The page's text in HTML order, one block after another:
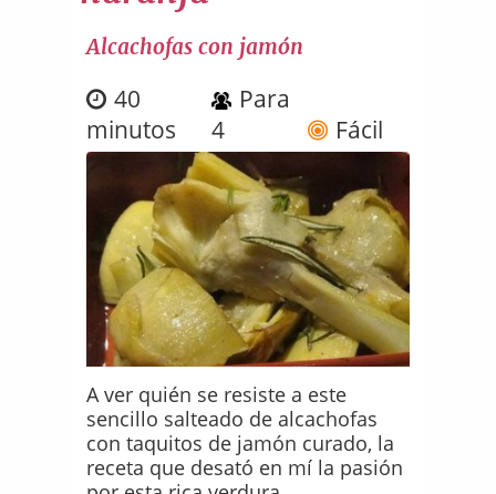
Alcachofas con jamón
40
minutos
Para
4
Fácil
A ver quién se resiste a este
sencillo salteado de alcachofas
con taquitos de jamón curado, la
receta que desató en mí la pasión